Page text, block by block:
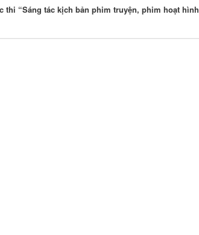
thi “Sáng tác kịch bản phim truyện, phim hoạt hình